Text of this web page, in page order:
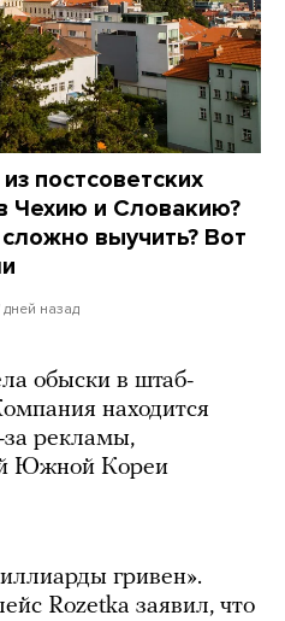
постсоветских
Чехию и Словакию?
выучить? Вот
дней назад
обыски в штаб-
находится
за рекламы,
Южной Кореи
гривен».
Rozetka заявил, что